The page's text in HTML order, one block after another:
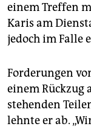
einem Treffen
Karis am
jedoch im Falle
Forderungen
einem Rückzug
stehenden
lehnte er ab.